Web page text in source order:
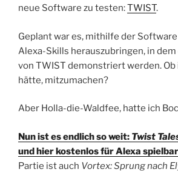
neue Software zu testen:TWIST.
Geplant war es, mithilfe der
Alexa-Skills herauszubringen, in
von TWIST demonstriert werden. Ob
hätte, mitzumachen?
Aber Holla-die-Waldfee, hatte ich
Nun ist es endlich so weit: Twist
und hier kostenlos für Alexa spielbar
Partie ist auch Vortex: Sprung nach